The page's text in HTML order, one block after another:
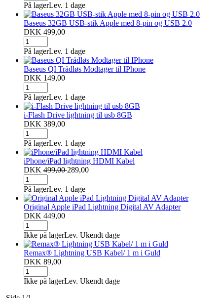
På lagerLev. 1 dage
Baseus 32GB USB-stik Apple med 8-pin og USB 2.0
DKK 499,00
På lagerLev. 1 dage
Baseus QI Trådløs Modtager til IPhone
DKK 149,00
På lagerLev. 1 dage
i-Flash Drive lightning til usb 8GB
DKK 389,00
På lagerLev. 1 dage
iPhone/iPad lightning HDMI Kabel
DKK 499,00289,00
På lagerLev. 1 dage
Original Apple iPad Lightning Digital AV Adapter
DKK 449,00
Ikke på lagerLev. Ukendt dage
Remax® Lightning USB Kabel/ 1 m i Guld
DKK 89,00
Ikke på lagerLev. Ukendt dage